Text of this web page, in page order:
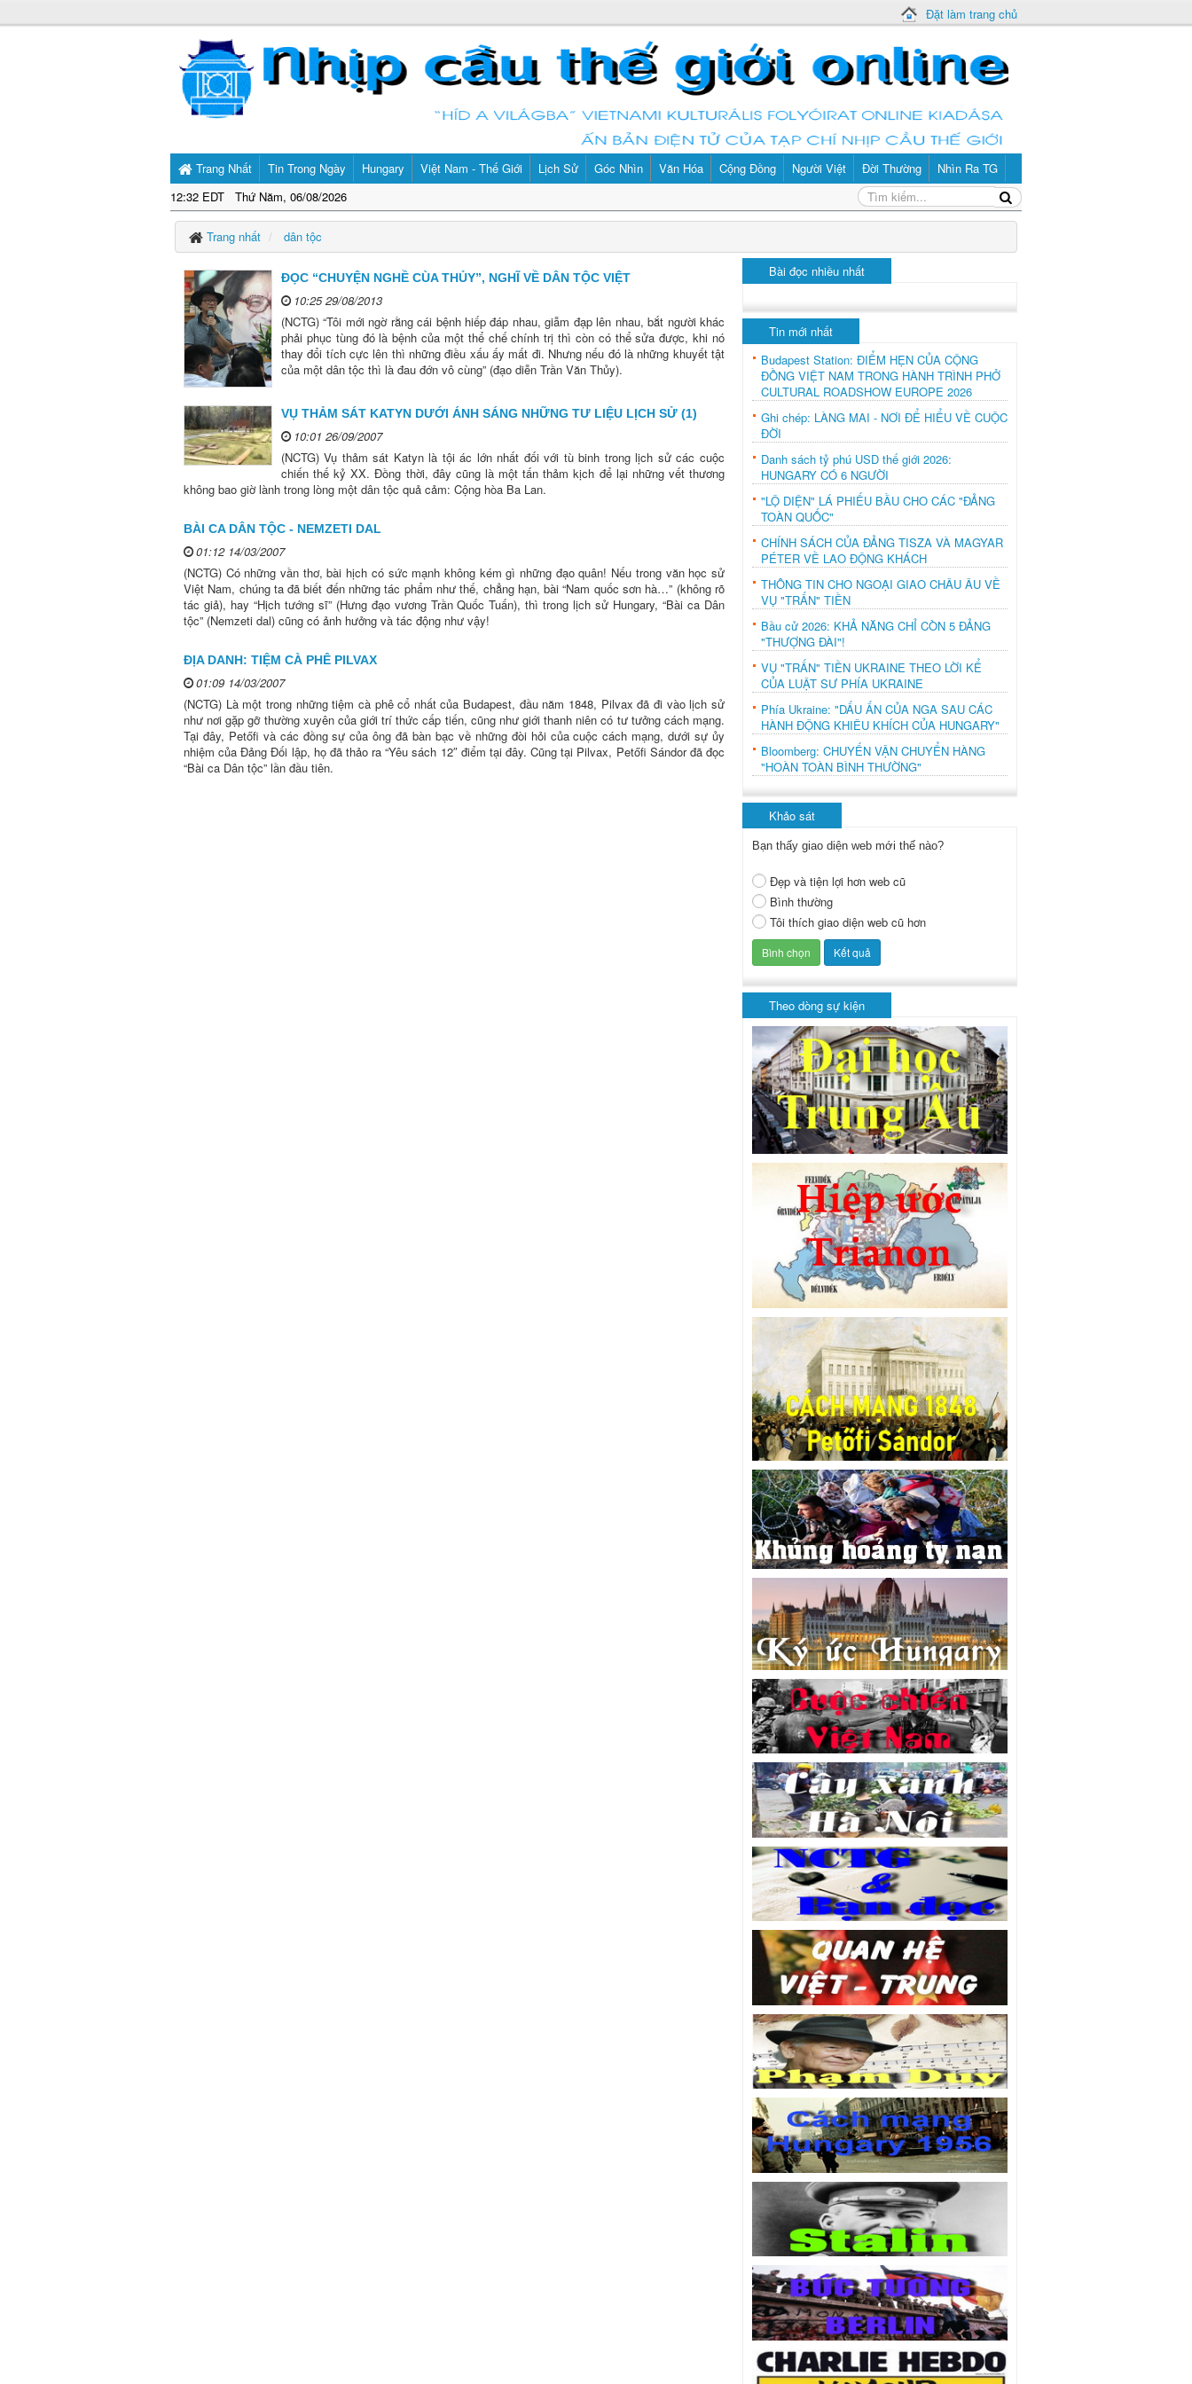
Đặt làm trang chủ
Trang Nhất
12:32 EDT Thứ Năm, 06/08/2026
Tin Trong Ngày Hungary Việt Nam - Thế Giới Lịch Sử Góc Nhìn Văn Hóa Cộng Đồng Người Việt Đời Thường Nhìn Ra TG
Trang nhất dân tộc
ĐỌC “CHUYỆN NGHỀ CÙA THỦY”, NGHĨ VỀ DÂN TỘC VIỆT
10:25 29/08/2013
(NCTG) “Tôi mới ngờ rằng cái bệnh hiếp đáp nhau, giẫm đạp lên nhau, bắt người khác
phải phục tùng đó là bệnh của một thể chế chính trị thì còn có thể sửa được, khi nó
thay đổi tích cực lên thì những điều xấu ấy mất đi. Nhưng nếu đó là những khuyết tật
của một dân tộc thì là đau đớn vô cùng” (đạo diễn Trần Văn Thủy).
VỤ THẢM SÁT KATYN DƯỚI ÁNH SÁNG NHỮNG TƯ LIỆU LỊCH SỬ (1)
10:01 26/09/2007
(NCTG) Vụ thảm sát Katyn là tội ác lớn nhất đối với tù binh trong lịch sử các cuộc
chiến thế kỷ XX. Đồng thời, đây cũng là một tấn thảm kịch để lại những vết thương
không bao giờ lành trong lòng một dân tộc quả cảm: Cộng hòa Ba Lan.
BÀI CA DÂN TỘC - NEMZETI DAL
01:12 14/03/2007
(NCTG) Có những vần thơ, bài hịch có sức mạnh không kém gì những đạo quân! Nếu trong văn học sử
Việt Nam, chúng ta đã biết đến những tác phẩm như thế, chẳng hạn, bài “Nam quốc sơn hà…” (không rõ
tác giả), hay “Hịch tướng sĩ” (Hưng đạo vương Trần Quốc Tuấn), thì trong lịch sử Hungary, “Bài ca Dân
tộc” (Nemzeti dal) cũng có ảnh hưởng và tác động như vậy!
ĐỊA DANH: TIỆM CÀ PHÊ PILVAX
01:09 14/03/2007
(NCTG) Là một trong những tiệm cà phê cổ nhất của Budapest, đầu năm 1848, Pilvax đã đi vào lịch sử
như nơi gặp gỡ thường xuyên của giới trí thức cấp tiến, cũng như giới thanh niên có tư tưởng cách mạng.
Tại đây, Petőfi và các đồng sự của ông đã bàn bạc về những đòi hỏi của cuộc cách mạng, dưới sự ủy
nhiệm của Đảng Đối lập, họ đã thảo ra “Yêu sách 12″ điểm tại đây. Cũng tại Pilvax, Petőfi Sándor đã đọc
“Bài ca Dân tộc” lần đầu tiên.
Bài đọc nhiều nhất
Tin mới nhất
Budapest Station: ĐIỂM HẸN CỦA CỘNG
ĐỒNG VIỆT NAM TRONG HÀNH TRÌNH PHỞ
CULTURAL ROADSHOW EUROPE 2026
Ghi chép: LÀNG MAI - NƠI ĐỂ HIỂU VỀ CUỘC
ĐỜI
Danh sách tỷ phú USD thế giới 2026:
HUNGARY CÓ 6 NGƯỜI
"LỘ DIỆN" LÁ PHIẾU BẦU CHO CÁC "ĐẢNG
TOÀN QUỐC"
CHÍNH SÁCH CỦA ĐẢNG TISZA VÀ MAGYAR
PÉTER VỀ LAO ĐỘNG KHÁCH
THÔNG TIN CHO NGOẠI GIAO CHÂU ÂU VỀ
VỤ "TRẤN" TIỀN
Bầu cử 2026: KHẢ NĂNG CHỈ CÒN 5 ĐẢNG
"THƯỢNG ĐÀI"!
VỤ "TRẤN" TIỀN UKRAINE THEO LỜI KỂ
CỦA LUẬT SƯ PHÍA UKRAINE
Phía Ukraine: "DẤU ẤN CỦA NGA SAU CÁC
HÀNH ĐỘNG KHIÊU KHÍCH CỦA HUNGARY"
Bloomberg: CHUYẾN VẬN CHUYỂN HÀNG
"HOÀN TOÀN BÌNH THƯỜNG"
Khảo sát
Bạn thấy giao diện web mới thế nào?
Đẹp và tiện lợi hơn web cũ
Bình thường
Tôi thích giao diện web cũ hơn
Theo dòng sự kiện